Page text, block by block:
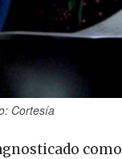
Cortesía